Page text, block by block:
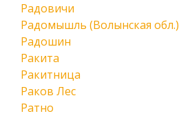
Радовичи
Радомышль (Волынская обл.)
Радошин
Ракита
Ракитница
Раков Лес
Ратно